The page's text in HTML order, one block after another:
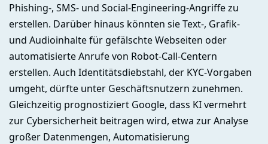
Phishing-, SMS- und Social-Engineering-Angriffe zu
erstellen. Darüber hinaus könnten sie Text-, Grafik-
und Audioinhalte für gefälschte Webseiten oder
automatisierte Anrufe von Robot-Call-Centern
erstellen. Auch Identitätsdiebstahl, der KYC-Vorgaben
umgeht, dürfte unter Geschäftsnutzern zunehmen.
Gleichzeitig prognostiziert Google, dass KI vermehrt
zur Cybersicherheit beitragen wird, etwa zur Analyse
großer Datenmengen, Automatisierung